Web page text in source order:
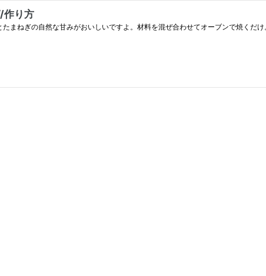
作り方
まねぎの自然な甘みがおいしいですよ。材料を混ぜ合わせてオーブンで焼くだ